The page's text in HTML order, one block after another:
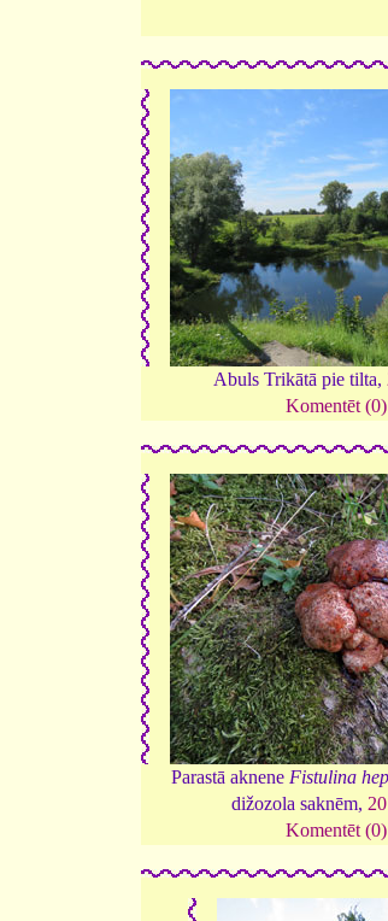
Abuls Trikātā pie tilta,
Komentēt (0)
Parastā aknene Fistulina
dižozola saknēm,
Komentēt (0)